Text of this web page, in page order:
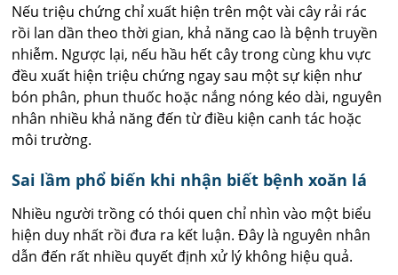
Nếu triệu chứng chỉ xuất hiện trên một vài cây rải rác
rồi lan dần theo thời gian, khả năng cao là bệnh truyền
nhiễm. Ngược lại, nếu hầu hết cây trong cùng khu vực
đều xuất hiện triệu chứng ngay sau một sự kiện như
bón phân, phun thuốc hoặc nắng nóng kéo dài, nguyên
nhân nhiều khả năng đến từ điều kiện canh tác hoặc
môi trường.
Sai lầm phổ biến khi nhận biết bệnh xoăn lá
Nhiều người trồng có thói quen chỉ nhìn vào một biểu
hiện duy nhất rồi đưa ra kết luận. Đây là nguyên nhân
dẫn đến rất nhiều quyết định xử lý không hiệu quả.